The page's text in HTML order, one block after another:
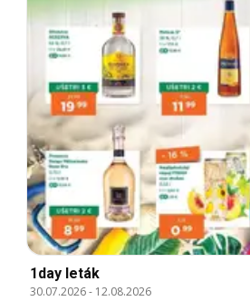
1day leták
30.07.2026- 12.08.2026